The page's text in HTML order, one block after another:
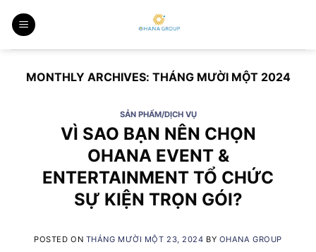
MONTHLY ARCHIVES: THÁNG MƯỜI MỘT 2024
SẢN PHẨM/DỊCH VỤ
VÌ SAO BẠN NÊN CHỌN
OHANA EVENT &
ENTERTAINMENT TỔ CHỨC
SỰ KIỆN TRỌN GÓI?
POSTED ON THÁNG MƯỜI MỘT 23, 2024 BY OHANA GROUP